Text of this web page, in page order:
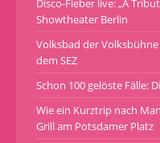
Disco-Fieber live: „A
Showtheater Berlin
Volksbad der
dem SEZ
Schon 100 gelöste Fälle:
Wie ein Kurztrip nach
Grill am Potsdamer Platz